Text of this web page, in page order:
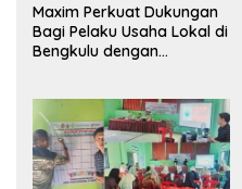
Maxim Perkuat Dukungan
Bagi Pelaku Usaha Lokal di
Bengkulu dengan
Pasar